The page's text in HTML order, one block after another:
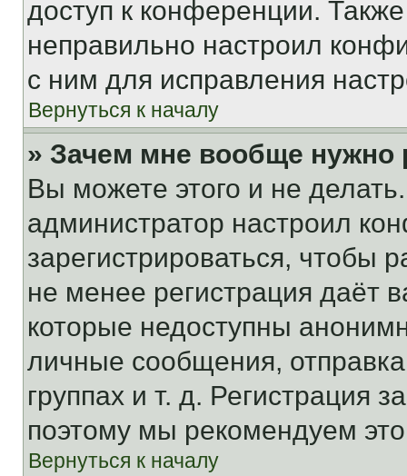
доступ к конференции.
неправильно настроил
с ним для исправления
Вернуться к началу
» Зачем мне вообще нужно
Вы можете этого и не
администратор настроил
зарегистрироваться, чтобы
не менее регистрация даёт
которые недоступны
личные сообщения,
группах и т. д. Регистрация
поэтому мы рекомендуем
Вернуться к началу